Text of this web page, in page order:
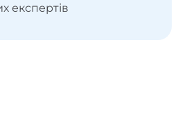
експертів